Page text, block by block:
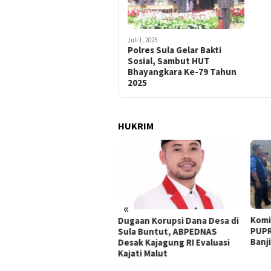
Juli 1, 2025
Polres Sula Gelar Bakti
Sosial, Sambut HUT
Bhayangkara Ke-79 Tahun
2025
HUKRIM
«
Komisi III DPRD, BPBD, dan
PUPR Sula Tinjau Dampak
Banjir di Desa Waisakai
18